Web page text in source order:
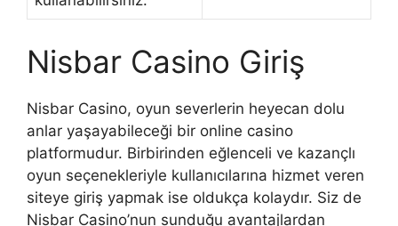
Nisbar Casino Giriş
Nisbar Casino, oyun severlerin heyecan dolu
anlar yaşayabileceği bir online casino
platformudur. Birbirinden eğlenceli ve kazançlı
oyun seçenekleriyle kullanıcılarına hizmet veren
siteye giriş yapmak ise oldukça kolaydır. Siz de
Nisbar Casino’nun sunduğu avantajlardan